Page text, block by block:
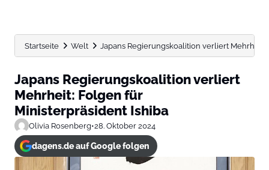
Startseite Welt Japans Regierungskoalition verliert Mehrheit:
Japans Regierungskoalition verliert
Mehrheit: Folgen für
Ministerpräsident Ishiba
Olivia Rosenberg•28. Oktober 2024
dagens.de auf Google folgen